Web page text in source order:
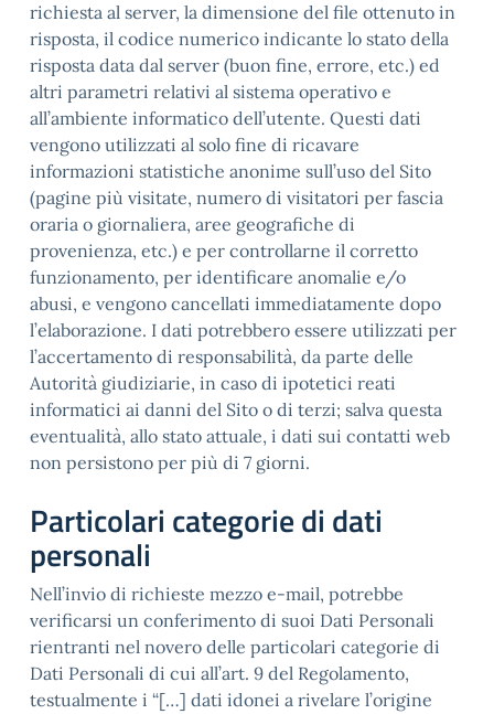
richiesta al server, la dimensione del file ottenuto in
risposta, il codice numerico indicante lo stato della
risposta data dal server (buon fine, errore, etc.) ed
altri parametri relativi al sistema operativo e
all’ambiente informatico dell’utente. Questi dati
vengono utilizzati al solo fine di ricavare
informazioni statistiche anonime sull’uso del Sito
(pagine più visitate, numero di visitatori per fascia
oraria o giornaliera, aree geografiche di
provenienza, etc.) e per controllarne il corretto
funzionamento, per identificare anomalie e/o
abusi, e vengono cancellati immediatamente dopo
l’elaborazione. I dati potrebbero essere utilizzati per
l’accertamento di responsabilità, da parte delle
Autorità giudiziarie, in caso di ipotetici reati
informatici ai danni del Sito o di terzi; salva questa
eventualità, allo stato attuale, i dati sui contatti web
non persistono per più di 7 giorni.
Particolari categorie di dati
personali
Nell’invio di richieste mezzo e-mail, potrebbe
verificarsi un conferimento di suoi Dati Personali
rientranti nel novero delle particolari categorie di
Dati Personali di cui all’art. 9 del Regolamento,
testualmente i “[…] dati idonei a rivelare l’origine